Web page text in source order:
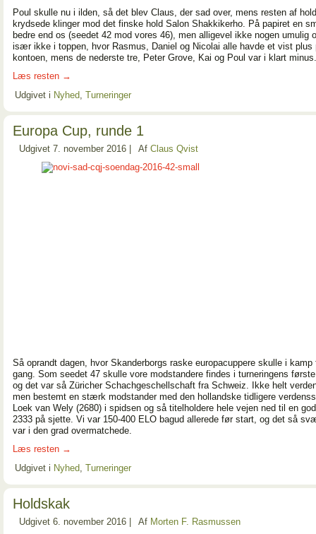
Poul skulle nu i ilden, så det blev Claus, der sad over, mens resten af
krydsede klinger mod det finske hold Salon Shakkikerho. På papiret en
bedre end os (seedet 42 mod vores 46), men alligevel ikke nogen umulig
især ikke i toppen, hvor Rasmus, Daniel og Nicolai alle havde et vist plus
kontoen, mens de nederste tre, Peter Grove, Kai og Poul var i klart minus.
Læs resten →
Udgivet i Nyhed, Turneringer
Europa Cup, runde 1
Udgivet 7. november 2016 Af Claus Qvist
Så oprandt dagen, hvor Skanderborgs raske europacuppere skulle i kamp
gang. Som seedet 47 skulle vore modstandere findes i turneringens
og det var så Züricher Schachgeschellschaft fra Schweiz. Ikke helt
men bestemt en stærk modstander med den hollandske tidligere
Loek van Wely (2680) i spidsen og så titelholdere hele vejen ned til en
2333 på sjette. Vi var 150-400 ELO bagud allerede før start, og det så
var i den grad overmatchede.
Læs resten →
Udgivet i Nyhed, Turneringer
Holdskak
Udgivet 6. november 2016 Af Morten F. Rasmussen